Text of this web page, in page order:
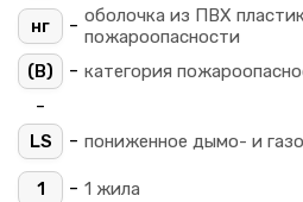
нг
- оболочка из ПВХ
пожароопасности
(B)
- категория
-
LS - пониженное дымо- и
1 - 1 жила